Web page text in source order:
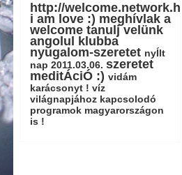
http://welcome.network.hu
i am love :) meghívlak a
welcome tanulj velünk
angolul klubba
nyugalom-szeretet nyÍlt
nap 2011.03.06. szeretet
meditÁciÓ :) vidám
karácsonyt ! víz
világnapjához kapcsolodó
programok magyarországon
is !